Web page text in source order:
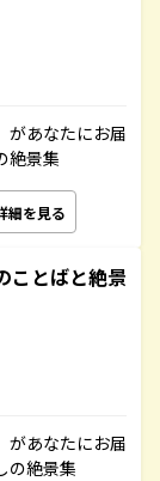
があなたにお届
絶景集
細を見る
ことばと絶景
があなたにお届
の絶景集